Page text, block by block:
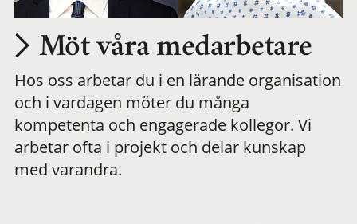
Möt våra medarbetare
Hos oss arbetar du i en lärande organisation
och i vardagen möter du många
kompetenta och engagerade kollegor. Vi
arbetar ofta i projekt och delar kunskap
med varandra.